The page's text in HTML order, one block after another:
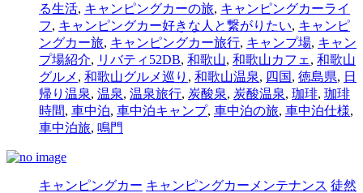
る生活, キャンピングカーの旅, キャンピングカーライ
フ, キャンピングカー好きな人と繋がりたい, キャンピ
ングカー旅, キャンピングカー旅行, キャンプ場, キャン
プ場紹介, リバティ52DB, 和歌山, 和歌山カフェ , 和歌山
グルメ , 和歌山グルメ巡り , 和歌山温泉, 四国, 徳島県, 日
帰り温泉, 温泉, 温泉旅行, 炭酸泉, 炭酸温泉, 珈琲, 珈琲
時間, 車中泊, 車中泊キャンプ, 車中泊の旅, 車中泊仕様,
車中泊旅, 鳴門
キャンピングカー キャンピングカーメンテナンス 徒然